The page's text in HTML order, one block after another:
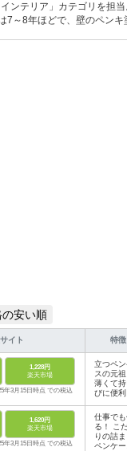
ンテリア」カテゴリを担
7～8年ほどで、壁のペン
の安い順
イト 特徴
1,228円
楽天市場
年3月15日時点 での税込
立つペ
スの元祖
薄くて
びに便利
1,620円
楽天市場
年3月15日時点 での税込
仕事でも
る！ こ
りの詰
ペンケー